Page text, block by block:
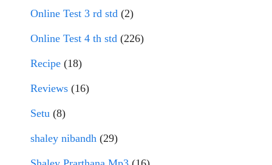
Online Test 3 rd std (2)
Online Test 4 th std (226)
Recipe (18)
Reviews (16)
Setu (8)
shaley nibandh (29)